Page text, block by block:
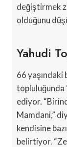
değiştirmek
olduğunu
Yahudi
66 yaşındaki
topluluğunda
ediyor.
Mamdani,”
kendisine
belirtiyor.